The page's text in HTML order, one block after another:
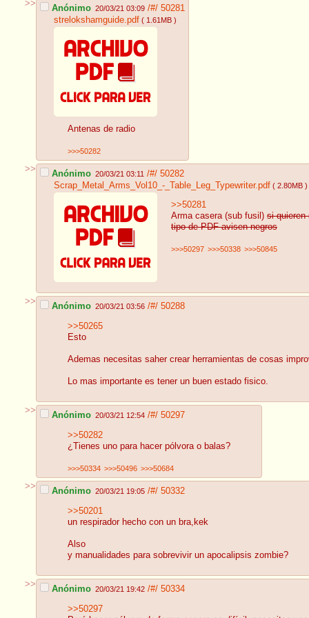
>> Anónimo 20/03/21 03:09 /#/ 50281
strelokshamguide.pdf ( 1.61MB )
Antenas de radio
>>>50282
>> Anónimo 20/03/21 03:11 /#/ 50282
Scrap_Metal_Arms_Vol10_-_Table_Leg_Typewriter.pdf ( 2.80MB )
>>50281
Arma casera (sub fusil) si quieren
tipo de PDF avisen negros
>>>50297 >>>50338 >>>50845
>> Anónimo 20/03/21 03:56 /#/ 50288
>>50265
Esto
Ademas necesitas saher crear herramientas de cosas
Lo mas importante es tener un buen estado fisico.
>> Anónimo 20/03/21 12:54 /#/ 50297
>>50282
¿Tienes uno para hacer pólvora o balas?
>>>50334 >>>50496 >>>50684
>> Anónimo 20/03/21 19:05 /#/ 50332
>>50201
un respirador hecho con un bra,kek
Also
y manualidades para sobrevivir un apocalipsis zombie?
>> Anónimo 20/03/21 19:42 /#/ 50334
>>50297